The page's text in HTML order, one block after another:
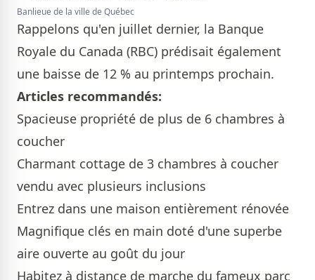
Banlieue de la ville de Québec
Rappelons qu'en juillet dernier, la Banque
Royale du Canada (RBC) prédisait également
une baisse de 12 % au printemps prochain.
Articles recommandés:
Spacieuse propriété de plus de 6 chambres à
coucher
Charmant cottage de 3 chambres à coucher
vendu avec plusieurs inclusions
Entrez dans une maison entièrement rénovée
Magnifique clés en main doté d'une superbe
aire ouverte au goût du jour
Habitez à distance de marche du fameux parc